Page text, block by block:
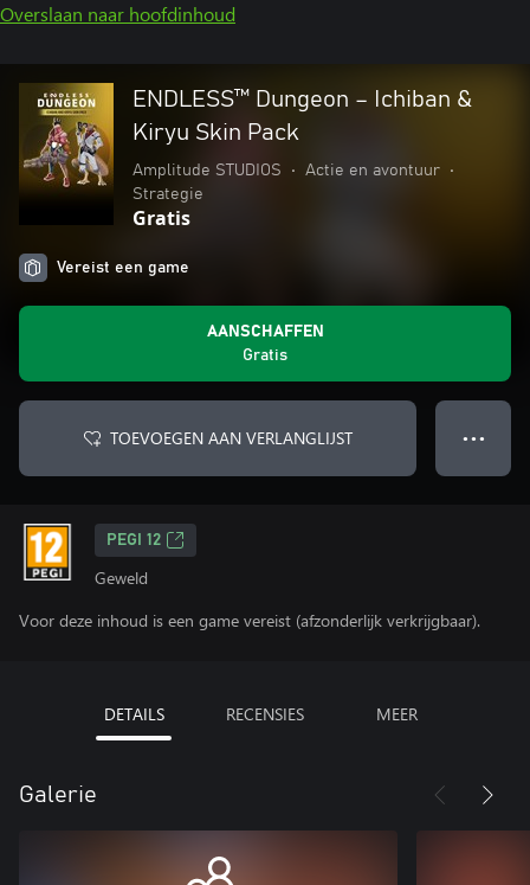
Overslaan naar hoofdinhoud
ENDLESS™ Dungeon – Ichiban &
Kiryu Skin Pack
Amplitude STUDIOS • Actie en avontuur
•
Strategie
Gratis
Vereist een game
AANSCHAFFEN
Gratis
TOEVOEGEN AAN VERLANGLIJST ● ● ●
PEGI 12
Geweld
Voor deze inhoud is een game vereist (afzonderlijk verkrijgbaar).
DETAILS RECENSIES MEER
Galerie